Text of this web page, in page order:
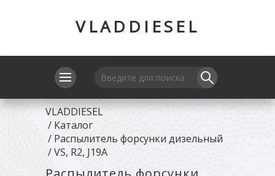
VLADDIESEL
VLADDIESEL
/ Каталог
/ Распылитель форсунки дизельный
/VS, R2, J19A